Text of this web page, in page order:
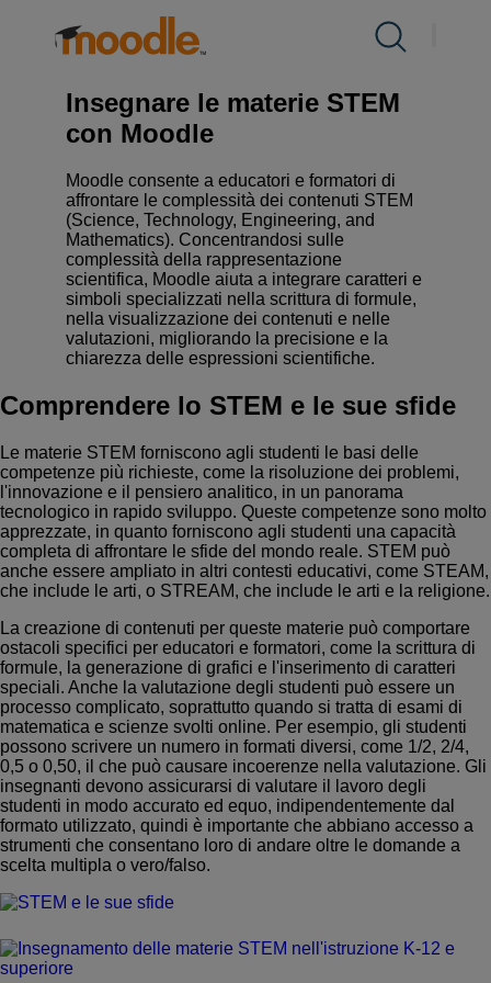
contenuto
Prodotti
Servizi
Soluzioni
Riguardo a noi
risorse
Contattaci
IT
Invia una RFP
Ottieni Moodle
Accesso
Funzionalità con Moodle
materie STEM con Moodle
Insegnare le materie STEM
con Moodle
Moodle consente a educatori e formatori di
affrontare le complessità dei contenuti STEM
(Science, Technology, Engineering, and
Mathematics). Concentrandosi sulle
complessità della rappresentazione
scientifica, Moodle aiuta a integrare caratteri e
simboli specializzati nella scrittura di formule,
nella visualizzazione dei contenuti e nelle
valutazioni, migliorando la precisione e la
chiarezza delle espressioni scientifiche.
Comprendere lo STEM e le sue sfide
Le materie STEM forniscono agli studenti le basi delle
competenze più richieste, come la risoluzione dei problemi,
l'innovazione e il pensiero analitico, in un panorama
tecnologico in rapido sviluppo. Queste competenze sono molto
apprezzate, in quanto forniscono agli studenti una capacità
completa di affrontare le sfide del mondo reale. STEM può
anche essere ampliato in altri contesti educativi, come STEAM,
che include le arti, o STREAM, che include le arti e la religione.
La creazione di contenuti per queste materie può comportare
ostacoli specifici per educatori e formatori, come la scrittura di
formule, la generazione di grafici e l'inserimento di caratteri
speciali. Anche la valutazione degli studenti può essere un
processo complicato, soprattutto quando si tratta di esami di
matematica e scienze svolti online. Per esempio, gli studenti
possono scrivere un numero in formati diversi, come 1/2, 2/4,
0,5 o 0,50, il che può causare incoerenze nella valutazione. Gli
insegnanti devono assicurarsi di valutare il lavoro degli
studenti in modo accurato ed equo, indipendentemente dal
formato utilizzato, quindi è importante che abbiano accesso a
strumenti che consentano loro di andare oltre le domande a
scelta multipla o vero/falso.